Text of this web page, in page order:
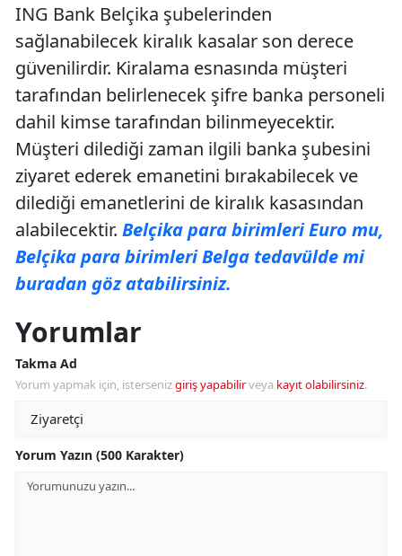
ING Bank Belçika şubelerinden
sağlanabilecek kiralık kasalar son derece
güvenilirdir. Kiralama esnasında müşteri
tarafından belirlenecek şifre banka personeli
dahil kimse tarafından bilinmeyecektir.
Müşteri dilediği zaman ilgili banka şubesini
ziyaret ederek emanetini bırakabilecek ve
dilediği emanetlerini de kiralık kasasından
alabilecektir. Belçika para birimleri Euro mu,
Belçika para birimleri Belga tedavülde mi
buradan göz atabilirsiniz.
Yorumlar
Takma Ad
Yorum yapmak için, istersenizgiriş yapabilirveya kayıt olabilirsiniz.
Yorum Yazın (500 Karakter)